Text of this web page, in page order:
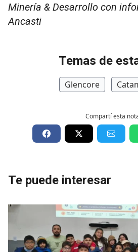
Minería & Desarrollo con
Ancasti
Temas de
Glencore
Compartí esta
Te puede interesar